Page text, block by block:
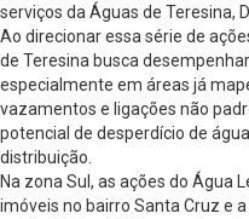
serviços da Águas de Teresina,
Ao direcionar essa série de
de Teresina busca
especialmente em áreas já
vazamentos e ligações não
potencial de desperdício de
distribuição.
Na zona Sul, as ações do Água
imóveis no bairro Santa Cruz e